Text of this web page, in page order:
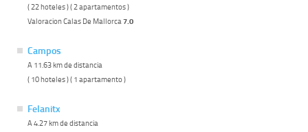
( 22 hoteles ) ( 2 apartamentos )
Valoracion Calas De Mallorca 7.0
Campos
A 11.63 km de distancia
( 10 hoteles ) ( 1 apartamento )
Felanitx
A 4.27 km de distancia